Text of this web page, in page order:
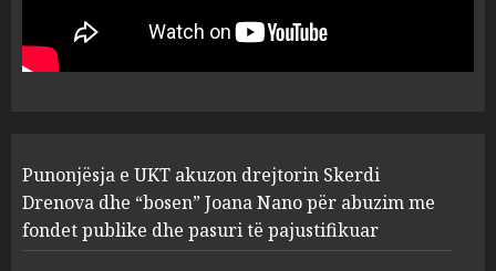
1
“bosen” Joana Nano për
abuzim me fondet publike dhe
pasuri të pajustifikuar
2
Apolonia- Gramshi, nis
procedim penal për Koço
Kokëdhimën (VIDEO)
MARCH 27, 2025
Punonjësja e UKT akuzon drejtorin Skerdi
Drenova dhe “bosen” Joana Nano për abuzim me
fondet publike dhe pasuri të pajustifikuar